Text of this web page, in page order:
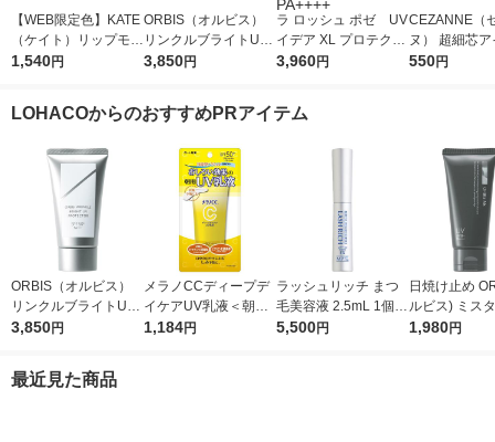
【WEB限定色】KATE
（ケイト）リップモン
スター 04 パンプキン
1,540円
ORBIS（オルビス）
リンクルブライトUV
プロテクター N 50g
3,850円
ラ ロッシュ ポゼ UV
イデア XL プロテクシ
ョントーンアップ ロ
3,960円
CEZANNE（
ヌ） 超細芯
ウ 03（ナチ
550円
LOHACOからのおすすめPRアイテム
ORBIS（オルビス）
リンクルブライトUV
プロテクター N 50g
3,850円
メラノCCディープデ
イケアUV乳液＜朝用
日焼け止め乳液＞50g
1,184円
ラッシュリッチ まつ
毛美容液 2.5mL 1個
ロート製薬
5,500円
日焼け止め
ルビス) ミス
イタッチ UV
1,980円
最近見た商品